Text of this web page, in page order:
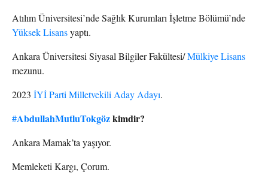
Atılım Üniversitesi’nde Sağlık Kurumları İşletme Bölümü’nde
Yüksek Lisansyaptı.
Ankara Üniversitesi Siyasal Bilgiler Fakültesi/Mülkiye Lisans
mezunu.
2023 İYİ Parti Milletvekili Aday Adayı.
#AbdullahMutluTokgözkimdir?
Ankara Mamak’ta yaşıyor.
Memleketi Kargı, Çorum.